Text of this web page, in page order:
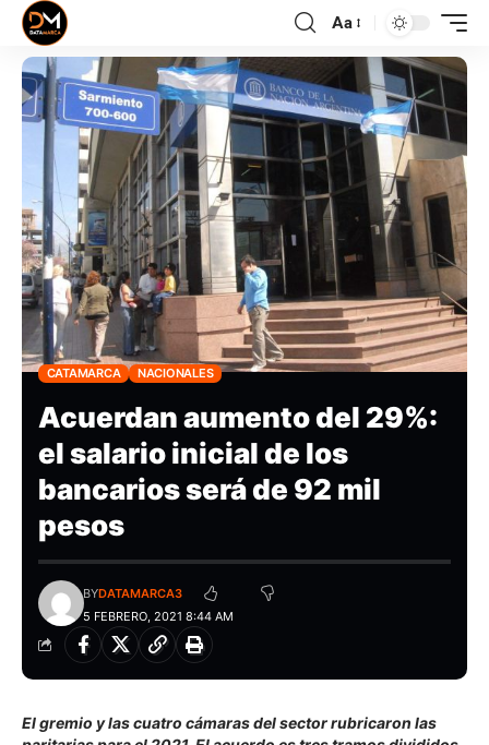
Aa
CATAMARCA NACIONALES
Acuerdan aumento del 29%:
el salario inicial de los
bancarios será de 92 mil
pesos
5 FEBRERO, 2021 8:44 AM
BYDATAMARCA3
El gremio y las cuatro cámaras del sector rubricaron las